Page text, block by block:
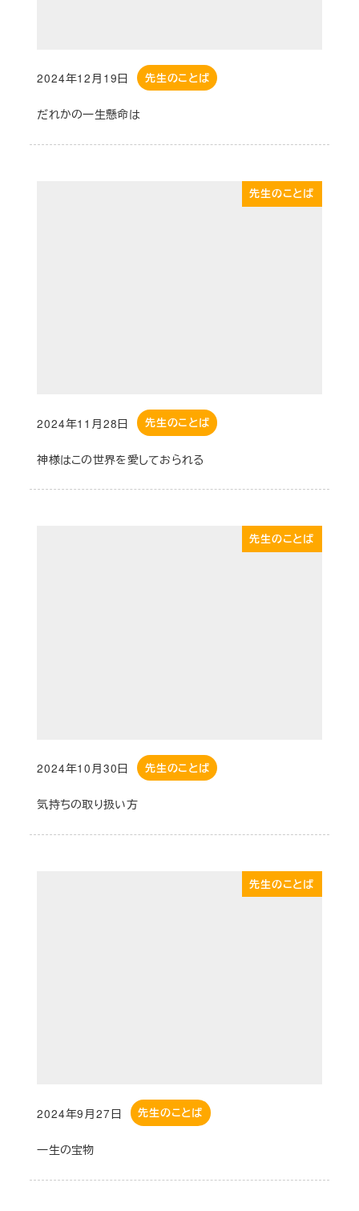
だれかの一生懸命は
投稿日
2024年12月19日 先生のことば
先生のことば
神様はこの世界を愛しておられる
投稿日
2024年11月28日 先生のことば
先生のことば
気持ちの取り扱い方
投稿日
2024年10月30日 先生のことば
先生のことば
一生の宝物
投稿日
2024年9月27日 先生のことば